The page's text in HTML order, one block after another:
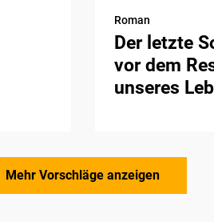
Roman
Der letzte
vor dem
unseres
Mehr Vorschläge anzeigen